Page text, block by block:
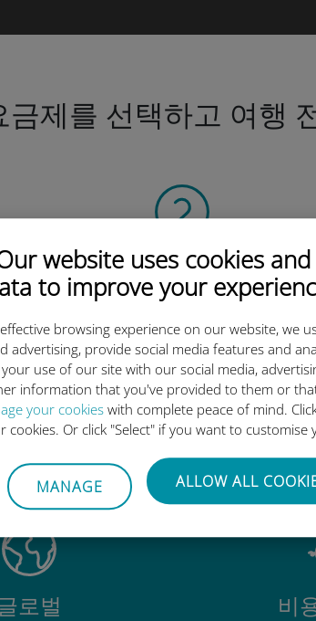
website uses cookies and
to improve your
browsing experience on our website, we
advertising, provide social media features and
use of our site with our social media,
information that you've provided to them or
your cookies with complete peace of mind.
cookies. Or click "Select" if you want to
MANAGE ALLOW ALL
금제를 선택하고 여행
QR 코드 스캔
을 클릭해 데이터 요금제를 활성화하
유비기 eSIM을 설치하세요.
간단합니다!
비기 국제 eSIM이 우수
로벌 비